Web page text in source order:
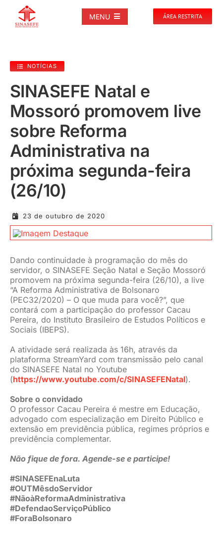
MENU
NOTÍCIAS
PUBLICAÇÕES
DOCUMENTOS
GALERIAS
JURÍDICO
CLUBE
CONTATO
ÁREA RESTRITA
NOTÍCIAS
SINASEFE Natal e
Mossoró promovem live
sobre Reforma
Administrativa na
próxima segunda-feira
(26/10)
23 de outubro de 2020
Dando continuidade à programação do mês do
servidor, o SINASEFE Seção Natal e Seção Mossoró
promovem na próxima segunda-feira (26/10), a live
“A Reforma Administrativa de Bolsonaro
(PEC32/2020) – O que muda para você?”, que
contará com a participação do professor Cacau
Pereira, do Instituto Brasileiro de Estudos Políticos e
Sociais (IBEPS).
A atividade será realizada às 16h, através da
plataforma StreamYard com transmissão pelo canal
do SINASEFE Natal no Youtube
(https://www.youtube.com/c/SINASEFENatal).
Sobre o convidado
O professor Cacau Pereira é mestre em Educação,
advogado com especialização em Direito Público e
extensão em previdência pública, regimes próprios e
previdência complementar.
Não fique de fora. Agende-se e participe!
#SINASEFEnaLuta
#OUTMêsdoServidor
#NãoàReformaAdministrativa
#DefendaoServiçoPúblico
#ForaBolsonaro